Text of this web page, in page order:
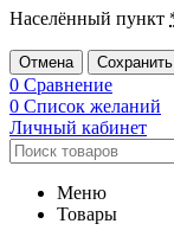
Населённый пункт
Отмена Сохранить
0 Сравнение
0 Список желаний
Личный кабинет
Меню
Товары